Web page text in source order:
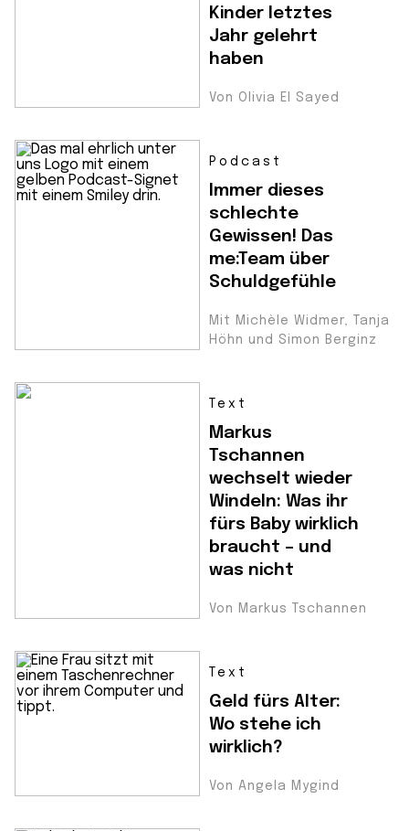
Kinder letztes
Jahr gelehrt
haben
Von Olivia El Sayed
Podcast
Immer dieses
schlechte
Gewissen! Das
me:Team über
Schuldgefühle
Mit Michèle Widmer, Tanja
Höhn und Simon Berginz
Text
Markus
Tschannen
wechselt wieder
Windeln: Was ihr
fürs Baby wirklich
braucht – und
was nicht
Von Markus Tschannen
Text
Geld fürs Alter:
Wo stehe ich
wirklich?
Von Angela Mygind